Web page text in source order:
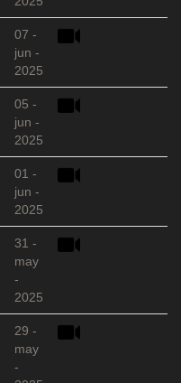
07 -
jun -
2025
05 -
jun -
2025
01 -
jun -
2025
31 -
may
-
2025
29 -
may
-